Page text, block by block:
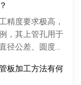
检...
精度要求极高，
，其上管孔用于
径公差、圆度、
。板...
板加工方法有何